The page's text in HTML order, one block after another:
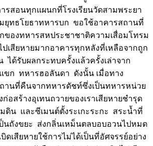
ารสอนทุกแผนกที่โรงเรียนวัดสามพระยา
ยุทธโยธาทหารบก ขอใช้อาคารสถานที่
ของทหารสหประชาชาติความเสื่อมโทรม
เสียหายมากอาคารทุกหลังที่เหลือจากถูก
ได้รับผลกระทบครั้งแล้วครั้งเล่าจาก
ขก ทหารฮอลันดา ดังนั้น เมื่อทาง
านที่คืนจากทหารดัชท์ซึ่งเป็นทหารหน่วย
อสร้างอุเทนถวายของเราเสียหายชำรุด
น และซีเมนต์ตั้งระเกะระกะ สระน้ำที่
ป็นถังขยะ ส่งกลิ่นเหม็นตลบอบอวนไปหมด
ดเสียหายใช้การไม่ได้เป็นที่อัศจรรย์อย่าง